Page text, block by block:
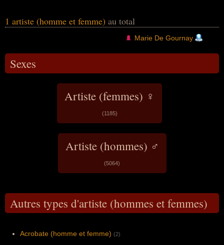
1 artiste (homme et femme) au total
Marie De Gournay
Sexes
Artiste (femmes) ♀
(1185)
Artiste (hommes) ♂
(5064)
Autres types d'artiste (hommes et femmes)
Acrobate (homme et femme) (2)